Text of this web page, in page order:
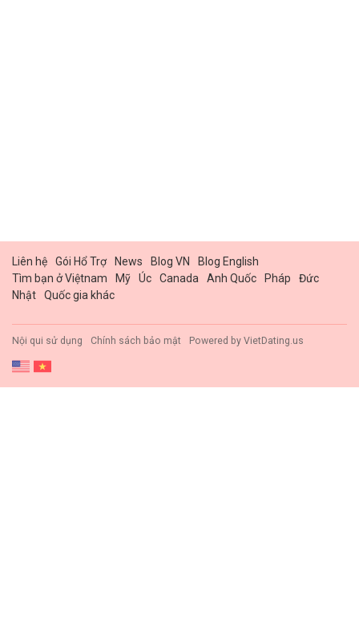
Liên hệ Gói Hổ Trợ News Blog VN
Blog English
Tìm bạn ở Việtnam
Mỹ Úc Canada Anh Quốc Pháp
Đức
Nhật
Quốc gia khác
Nội qui sử dụng Chính sách bảo mật Powered by VietDating.us